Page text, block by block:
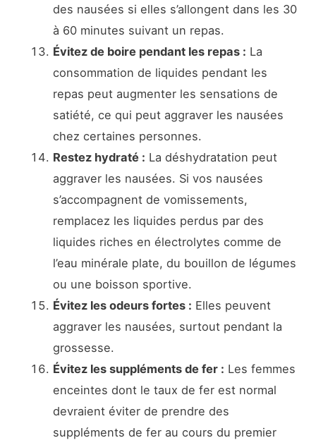
des nausées si elles s’allongent dans les 30
à 60 minutes suivant un repas.
Évitez de boire pendant les repas : La
consommation de liquides pendant les
repas peut augmenter les sensations de
satiété, ce qui peut aggraver les nausées
chez certaines personnes.
Restez hydraté : La déshydratation peut
aggraver les nausées. Si vos nausées
s’accompagnent de vomissements,
remplacez les liquides perdus par des
liquides riches en électrolytes comme de
l’eau minérale plate, du bouillon de légumes
ou une boisson sportive.
Évitez les odeurs fortes : Elles peuvent
aggraver les nausées, surtout pendant la
grossesse.
Évitez les suppléments de fer : Les femmes
enceintes dont le taux de fer est normal
devraient éviter de prendre des
suppléments de fer au cours du premier